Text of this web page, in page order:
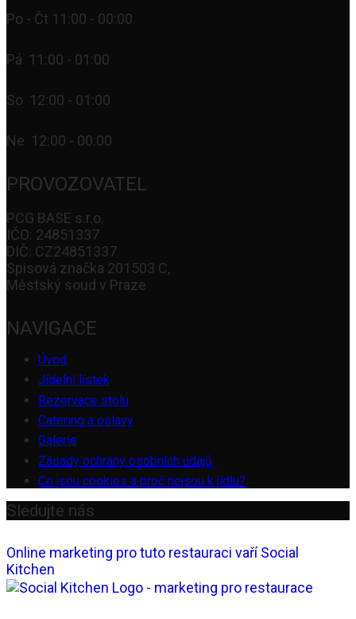
Po - Čt 11:00 - 00:00
Pá 11:00 - 01:00
So 12:00 - 01:00
Ne 12:00 - 00:00
PROVOZOVATEL
PCG BASE s.r.o.
IČO: 24851337
DIČ: CZ24851337
Spisová značka 201503 C,
Městský soud v Praze
NAVIGACE
Úvod
Jídelní lístek
Rezervace stolu
Catering a oslavy
Galerie
Zásady ochrany osobních údajů
Co jsou cookies a proč nejsou k jídlu?
Sledujte nás
Online marketing pro tuto restauraci vaří Social
Kitchen